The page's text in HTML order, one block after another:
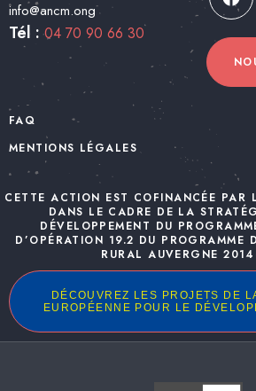
info@ancm.ong
Tél :04 70 90 66 30
FAQ
MENTIONS LÉGALES
CETTE ACTION EST COFINANCÉE PAR
DANS LE CADRE DE LA
DÉVELOPPEMENT DU
D’OPÉRATION 19.2 DU PROGRAMME
RURAL AUVERGNE
DÉCOUVREZ LES PROJETS DE
EUROPÉENNE POUR LE